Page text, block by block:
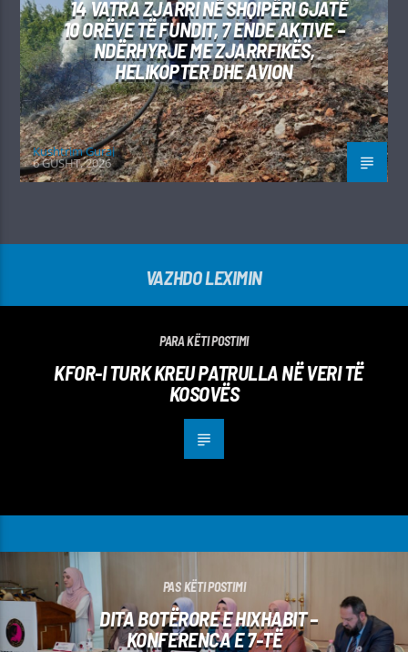
14 VATRA ZJARRI NË SHQIPËRI GJATË
10 ORËVE TË FUNDIT, 7 ENDE AKTIVE –
NDËRHYRJE ME ZJARRFIKËS,
HELIKOPTER DHE AVION
Kushtrim Guraj
6 GUSHT, 2026
VAZHDO LEXIMIN
PARA KËTI POSTIMI
KFOR-I TURK KREU PATRULLA NË VERI TË
KOSOVËS
PAS KËTI POSTIMI
DITA BOTËRORE E HIXHABIT –
KONFERENCA E 7-TË